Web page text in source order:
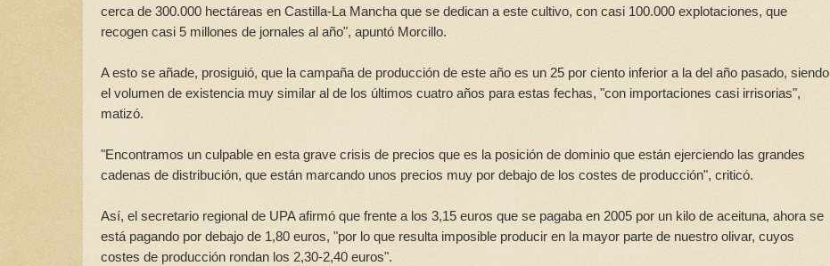
cerca de 300.000 hectáreas en Castilla-La Mancha que se dedican a este cultivo, con casi 100.000 explotaciones, que
recogen casi 5 millones de jornales al año", apuntó Morcillo.
A esto se añade, prosiguió, que la campaña de producción de este año es un 25 por ciento inferior a la del año pasado, siendo
el volumen de existencia muy similar al de los últimos cuatro años para estas fechas, "con importaciones casi irrisorias",
matizó.
"Encontramos un culpable en esta grave crisis de precios que es la posición de dominio que están ejerciendo las grandes
cadenas de distribución, que están marcando unos precios muy por debajo de los costes de producción", criticó.
Así, el secretario regional de UPA afirmó que frente a los 3,15 euros que se pagaba en 2005 por un kilo de aceituna, ahora se
está pagando por debajo de 1,80 euros, "por lo que resulta imposible producir en la mayor parte de nuestro olivar, cuyos
costes de producción rondan los 2,30-2,40 euros".